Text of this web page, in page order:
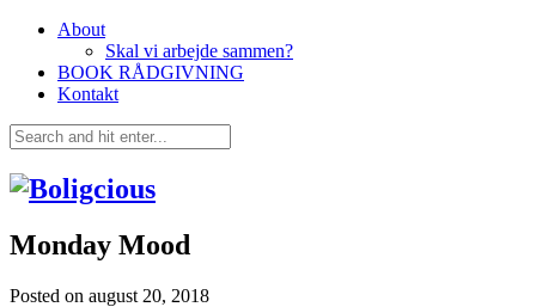
About
Skal vi arbejde sammen?
BOOK RÅDGIVNING
Kontakt
Monday Mood
Posted on august 20, 2018